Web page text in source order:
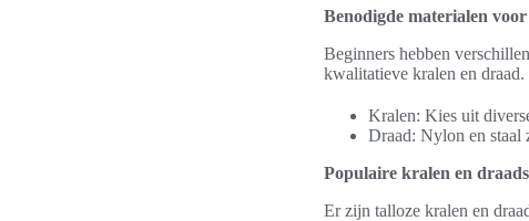
Benodigde materialen
Beginners hebben
kwalitatieve kralen en draad.
Kralen: Kies uit
Draad: Nylon en staal
Populaire kralen en
Er zijn talloze kralen en